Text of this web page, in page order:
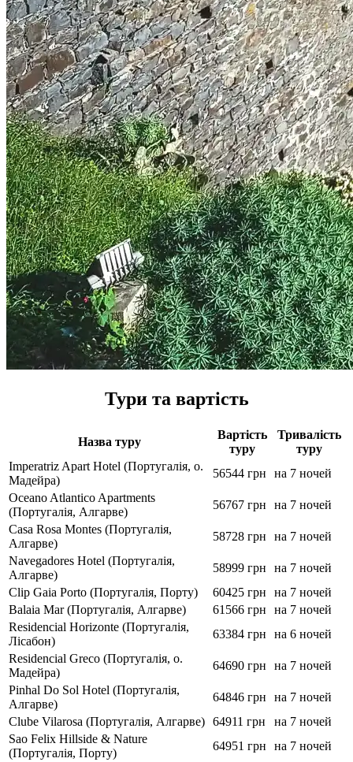
Тури та вартість
Назва туру
Вартість
туру
Тривалість
туру
Imperatriz Apart Hotel (Португалія, о.
Мадейра)
56544 грн
на 7 ночей
Oceano Atlantico Apartments
(Португалія, Алгарве)
56767 грн
на 7 ночей
Casa Rosa Montes (Португалія,
Алгарве)
58728 грн
на 7 ночей
Navegadores Hotel (Португалія,
Алгарве)
58999 грн
на 7 ночей
Clip Gaia Porto (Португалія, Порту)
60425 грн
на 7 ночей
Balaia Mar (Португалія, Алгарве)
61566 грн
на 7 ночей
Residencial Horizonte (Португалія,
Лісабон)
63384 грн
на 6 ночей
Residencial Greco (Португалія, о.
Мадейра)
64690 грн
на 7 ночей
Pinhal Do Sol Hotel (Португалія,
Алгарве)
64846 грн
на 7 ночей
Clube Vilarosa (Португалія, Алгарве) 64911 грн
на 7 ночей
Sao Felix Hillside & Nature
(Португалія, Порту)
64951 грн
на 7 ночей